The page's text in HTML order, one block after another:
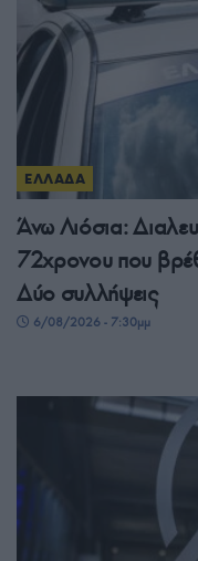
ΕΛΛΑΔΑ
Άνω Λιόσια:
72χρονου που
Δύο συλλήψεις
6/08/2026 - 7:30μμ